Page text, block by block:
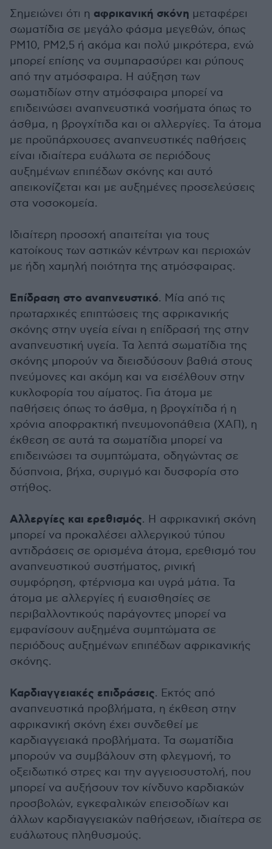
Σημειώνει ότι η αφρικανική σκόνη μεταφέρει
σωματίδια σε μεγάλο φάσμα μεγεθών, όπως
PM10, PM2,5 ή ακόμα και πολύ μικρότερα, ενώ
μπορεί επίσης να συμπαρασύρει και ρύπους
από την ατμόσφαιρα. Η αύξηση των
σωματιδίων στην ατμόσφαιρα μπορεί να
επιδεινώσει αναπνευστικά νοσήματα όπως το
άσθμα, η βρογχίτιδα και οι αλλεργίες. Τα άτομα
με προϋπάρχουσες αναπνευστικές παθήσεις
είναι ιδιαίτερα ευάλωτα σε περιόδους
αυξημένων επιπέδων σκόνης και αυτό
απεικονίζεται και με αυξημένες προσελεύσεις
στα νοσοκομεία.
Ιδιαίτερη προσοχή απαιτείται για τους
κατοίκους των αστικών κέντρων και περιοχών
με ήδη χαμηλή ποιότητα της ατμόσφαιρας.
Επίδραση στο αναπνευστικό. Μία από τις
πρωταρχικές επιπτώσεις της αφρικανικής
σκόνης στην υγεία είναι η επίδρασή της στην
αναπνευστική υγεία. Τα λεπτά σωματίδια της
σκόνης μπορούν να διεισδύσουν βαθιά στους
πνεύμονες και ακόμη και να εισέλθουν στην
κυκλοφορία του αίματος. Για άτομα με
παθήσεις όπως το άσθμα, η βρογχίτιδα ή η
χρόνια αποφρακτική πνευμονοπάθεια (ΧΑΠ), η
έκθεση σε αυτά τα σωματίδια μπορεί να
επιδεινώσει τα συμπτώματα, οδηγώντας σε
δύσπνοια, βήχα, συριγμό και δυσφορία στο
στήθος.
Αλλεργίες και ερεθισμός. Η αφρικανική σκόνη
μπορεί να προκαλέσει αλλεργικού τύπου
αντιδράσεις σε ορισμένα άτομα, ερεθισμό του
αναπνευστικού συστήματος, ρινική
συμφόρηση, φτέρνισμα και υγρά μάτια. Τα
άτομα με αλλεργίες ή ευαισθησίες σε
περιβαλλοντικούς παράγοντες μπορεί να
εμφανίσουν αυξημένα συμπτώματα σε
περιόδους αυξημένων επιπέδων αφρικανικής
σκόνης.
Καρδιαγγειακές επιδράσεις. Εκτός από
αναπνευστικά προβλήματα, η έκθεση στην
αφρικανική σκόνη έχει συνδεθεί με
καρδιαγγειακά προβλήματα. Τα σωματίδια
μπορούν να συμβάλουν στη φλεγμονή, το
οξειδωτικό στρες και την αγγειοσυστολή, που
μπορεί να αυξήσουν τον κίνδυνο καρδιακών
προσβολών, εγκεφαλικών επεισοδίων και
άλλων καρδιαγγειακών παθήσεων, ιδιαίτερα σε
ευάλωτους πληθυσμούς.